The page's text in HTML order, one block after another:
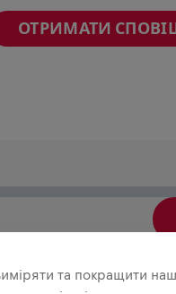
ОТРИМАТИ
та покращити